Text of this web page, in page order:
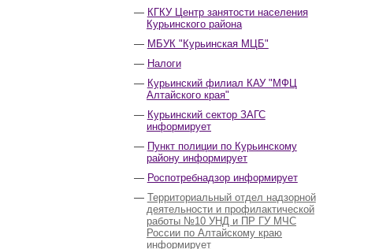
КГКУ Центр занятости населения
Курьинского района
МБУК "Курьинская МЦБ"
Налоги
Курьинский филиал КАУ "МФЦ
Алтайского края"
Курьинский сектор ЗАГС
информирует
Пункт полиции по Курьинскому
району информирует
Роспотребнадзор информирует
Территориальный отдел надзорной
деятельности и профилактической
работы №10 УНД и ПР ГУ МЧС
России по Алтайскому краю
информирует